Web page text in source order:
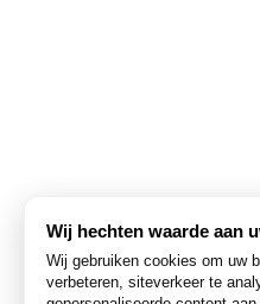
Wij hechten waarde aan
Wij gebruiken cookies om uw
verbeteren, siteverkeer te